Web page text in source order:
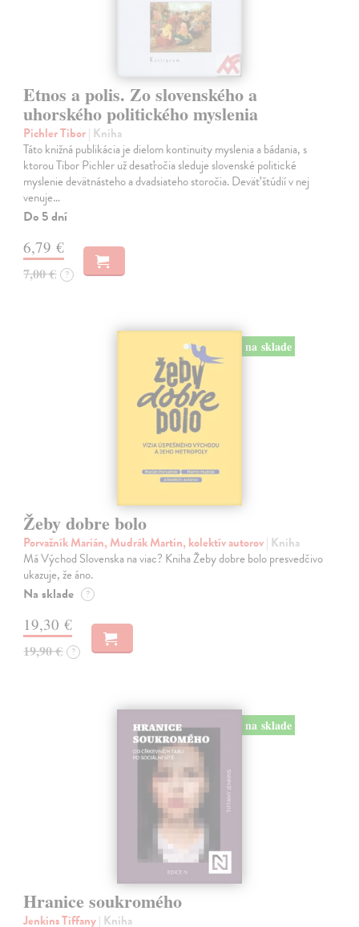
Etnos a polis. Zo slovenského a
uhorského politického myslenia
Pichler Tibor| Kniha
Táto knižná publikácia je dielom kontinuity myslenia a bádania, s
ktorou Tibor Pichler už desaťročia sleduje slovenské politické
myslenie devätnásteho a dvadsiateho storočia. Deväť štúdií v nej
venuje…
Do 5 dní
6,79 €
7,00 € ?
na sklade
Žeby dobre bolo
Porvažník Marián, Mudrák Martin, kolektív autorov| Kniha
Má Východ Slovenska na viac? Kniha Žeby dobre bolo presvedčivo
ukazuje, že áno.
Na sklade ?
19,30 €
19,90 € ?
na sklade
Hranice soukromého
Jenkins Tiffany| Kniha